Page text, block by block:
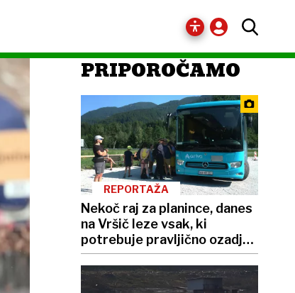
PRIPOROČAMO
REPORTAŽA
Nekoč raj za planince, danes
na Vršič leze vsak, ki
potrebuje pravljično ozadje
za selfi